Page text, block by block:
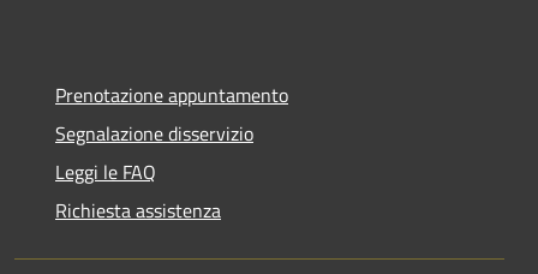
Prenotazione appuntamento
Segnalazione disservizio
Leggi le FAQ
Richiesta assistenza